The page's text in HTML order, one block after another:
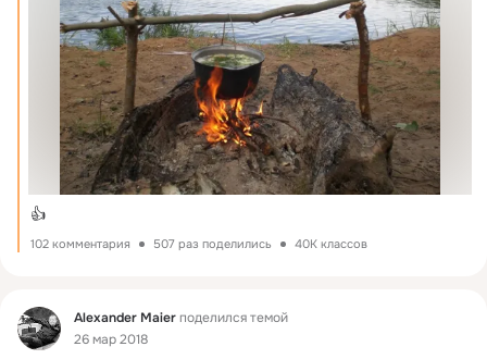
👍
102 комментария 507 раз поделились 40K классов
Фид Alexander Maierподелился темой
26 мар 2018